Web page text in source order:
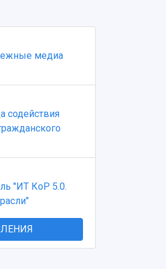
медиа
содействия
"ИТ КоР 5.0.